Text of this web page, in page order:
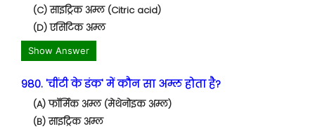
(C) साइट्रिक अम्ल (Citric acid)
(D) एसिटिक अम्ल
Show Answer
980. 'चींटी के डंक' में कौन सा अम्ल होता है?
(A) फॉर्मिक अम्ल (मेथेनोइक अम्ल)
(B) साइट्रिक अम्ल